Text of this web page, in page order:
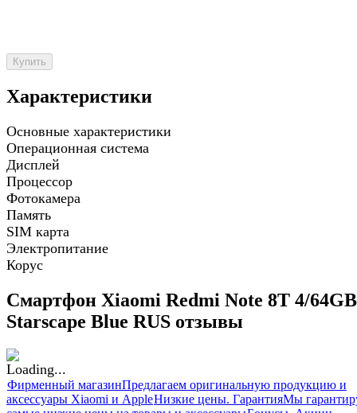
Купить
Характеристики
Основные характеристики
Операционная система
Дисплей
Процессор
Фотокамера
Память
SIM карта
Электропитание
Корус
Смартфон Xiaomi Redmi Note 8T 4/64GB
Starscape Blue RUS отзывы
Фирменный магазинПредлагаем оригинальную продукцию и
аксессуары Xiaomi и AppleНизкие цены. ГарантияМы